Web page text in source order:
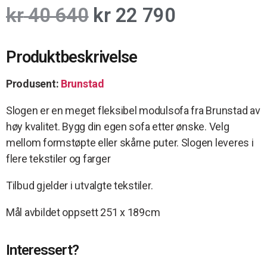
kr40 640 kr22 790
Produktbeskrivelse
Produsent: Brunstad
Slogen er en meget fleksibel modulsofa fra Brunstad av
høy kvalitet. Bygg din egen sofa etter ønske. Velg
mellom formstøpte eller skårne puter. Slogen leveres i
flere tekstiler og farger
Tilbud gjelder i utvalgte tekstiler.
Mål avbildet oppsett 251 x 189cm
Interessert?